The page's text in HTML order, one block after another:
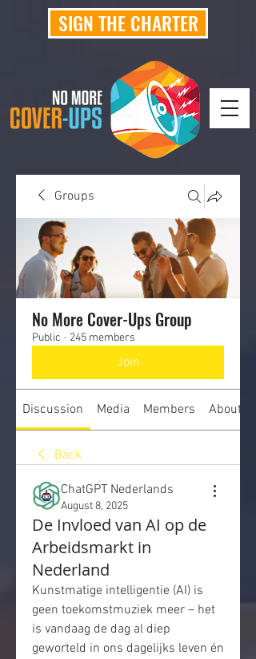
SIGN THE CHARTER
Groups
No More Cover-Ups Group
Public · 245 members
Join
Discussion Media Members About
Back
ChatGPT Nederlands
August 8, 2025
De Invloed van AI op de
Arbeidsmarkt in
Nederland
Kunstmatige intelligentie (AI) is
geen toekomstmuziek meer – het
is vandaag de dag al diep
geworteld in ons dagelijks leven én